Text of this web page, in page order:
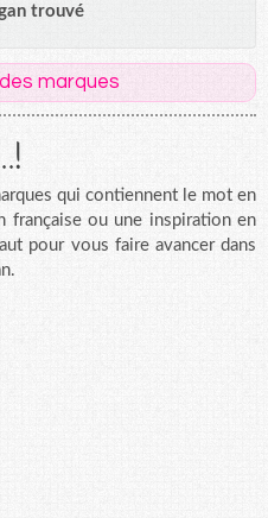
trouvé
marques
qui contiennent le mot en
française ou une inspiration en
pour vous faire avancer dans